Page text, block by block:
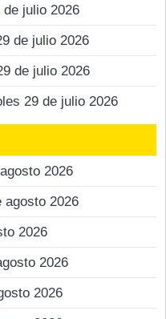
julio 2026
de julio 2026
de julio 2026
29 de julio 2026
2026
agosto 2026
2026
2026
2026